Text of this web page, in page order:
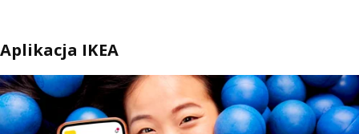
Aplikacja IKEA